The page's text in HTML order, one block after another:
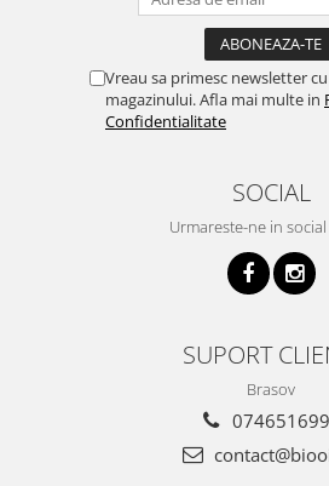
Vreau sa primesc newsletter
magazinului. Afla mai multe in
Confidentialitate
SOCIAL
Urmareste-ne in
SUPORT
Brasov